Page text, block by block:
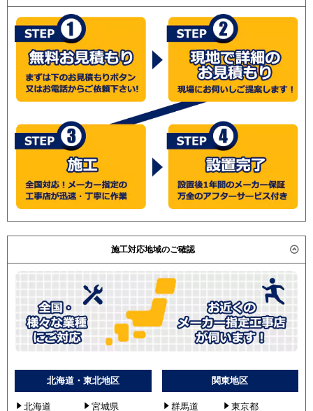
施工対応地域のご確認
北海道・東北地区
北海道 宮城県
関東地区
群馬道 東京都